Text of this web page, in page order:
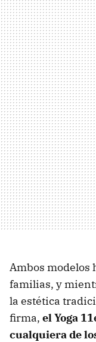
Ambos modelos
familias, y
la estética
firma, el Yoga
cualquiera de